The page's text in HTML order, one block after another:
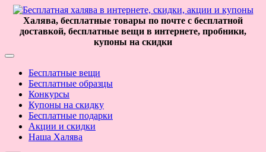
Халява, бесплатные товары по почте с бесплатной
доставкой, бесплатные вещи в интернете, пробники,
купоны на скидки
Бесплатные вещи
Бесплатные образцы
Конкурсы
Купоны на скидку
Бесплатные подарки
Акции и скидки
Наша Халява